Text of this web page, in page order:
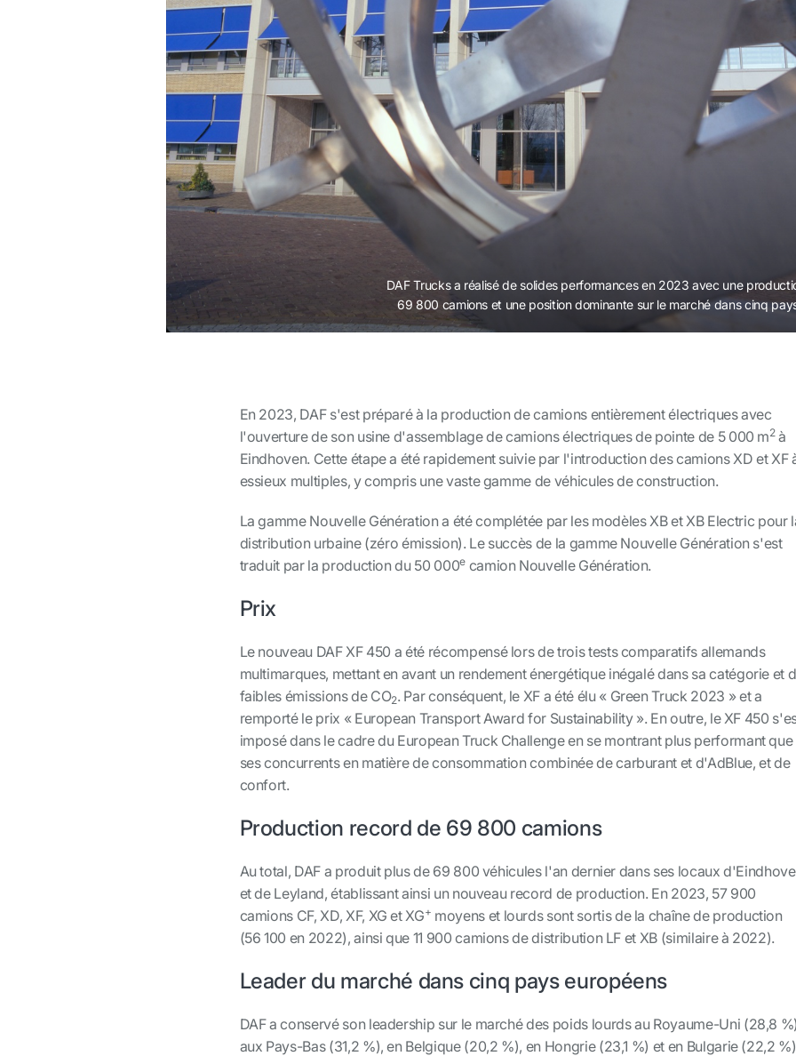
DAF Trucks a réalisé de solides performances en 2023 avec une
69 800 camions et une position dominante sur le marché dans cinq
En 2023, DAF s'est préparé à la production de camions entièrement électriques avec
l'ouverture de son usine d'assemblage de camions électriques de pointe de 5 000 m2à
Eindhoven. Cette étape a été rapidement suivie par l'introduction des camions XD et XF
essieux multiples, y compris une vaste gamme de véhicules de construction.
La gamme Nouvelle Génération a été complétée par les modèles XB et XB Electric pour
distribution urbaine (zéro émission). Le succès de la gamme Nouvelle Génération s'est
traduit par la production du 50 000ecamion Nouvelle Génération.
Prix
Le nouveau DAF XF 450 a été récompensé lors de trois tests comparatifs allemands
multimarques, mettant en avant un rendement énergétique inégalé dans sa catégorie et
faibles émissions de CO2. Par conséquent, le XF a été élu « Green Truck 2023 » et a
remporté le prix « European Transport Award for Sustainability ». En outre, le XF 450
imposé dans le cadre du European Truck Challenge en se montrant plus performant que
ses concurrents en matière de consommation combinée de carburant et d'AdBlue, et de
confort.
Production record de 69 800 camions
Au total, DAF a produit plus de 69 800 véhicules l'an dernier dans ses locaux
et de Leyland, établissant ainsi un nouveau record de production. En 2023, 57 900
camions CF, XD, XF, XG et XG+ moyens et lourds sont sortis de la chaîne de production
(56 100 en 2022), ainsi que 11 900 camions de distribution LF et XB (similaire à 2022).
Leader du marché dans cinq pays européens
DAF a conservé son leadership sur le marché des poids lourds au Royaume-Uni (28,8
aux Pays-Bas (31,2 %), en Belgique (20,2 %), en Hongrie (23,1 %) et en Bulgarie (22,2